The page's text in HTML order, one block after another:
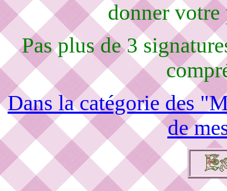
donner votre
Pas plus de 3
Dans la catégorie des
de